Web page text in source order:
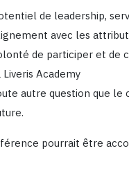
de leadership,
avec les
de participer et de
Liveris Academy
autre question que
pourrait être